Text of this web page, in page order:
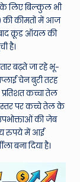
के लिए बिल्कुल भी
की कीमतों में आज
क्रूड ऑयल की
है।
बढ़ते जा रहे भू-
चेन बुरी तरह
कच्चा तेल
स्तर पर कच्चे तेल के
की जेब
रुपये में आई
बना दिया है।